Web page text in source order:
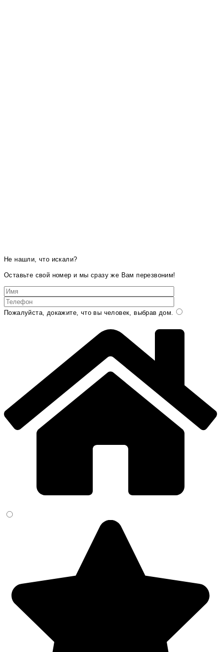
Не нашли, что искали?
Оставьте свой номер и мы сразу же Вам перезвоним!
Пожалуйста, докажите, что вы человек, выбрав дом